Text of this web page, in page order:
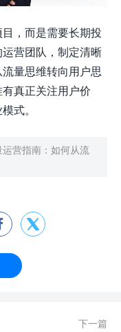
，而是需要长期投
营团队，制定清晰
量思维转向用户思
真正关注用户价
式。
运营指南：如何从流

下一篇